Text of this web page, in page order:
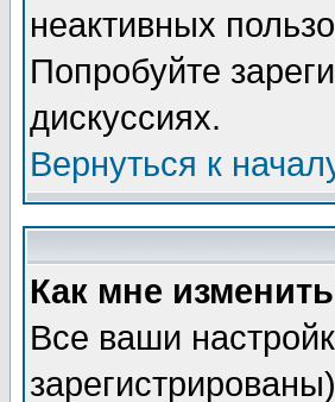
неактивных
Попробуйте
дискуссиях.
Вернуться к
Как мне
Все ваши